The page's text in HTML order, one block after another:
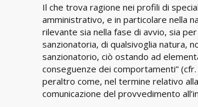
Il che trova ragione nei profili di
amministrativo, e in particolare nella
rilevante sia nella fase di avvio, sia
sanzionatoria, di qualsivoglia natura,
sanzionatorio, ciò ostando ad
conseguenze dei comportamenti”
peraltro come, nel termine relativo
comunicazione del provvedimento